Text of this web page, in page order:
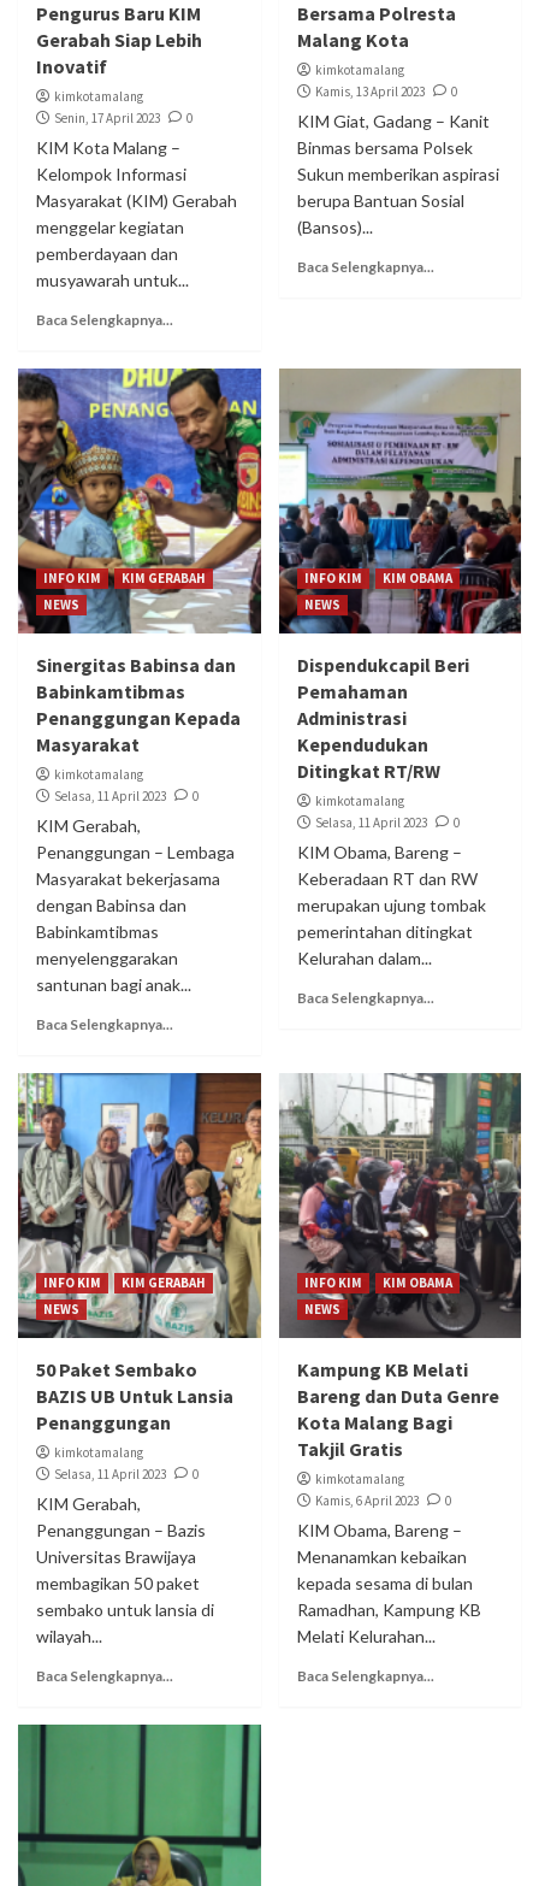
Pengurus Baru KIM
Gerabah Siap Lebih
Inovatif
kimkotamalang
Senin, 17 April 2023
0
KIM Kota Malang –
Kelompok Informasi
Masyarakat (KIM) Gerabah
menggelar kegiatan
pemberdayaan dan
musyawarah untuk...
Baca Selengkapnya...
Bersama Polresta
Malang Kota
kimkotamalang
Kamis, 13 April 2023
0
KIM Giat, Gadang – Kanit
Binmas bersama Polsek
Sukun memberikan aspirasi
berupa Bantuan Sosial
(Bansos)...
Baca Selengkapnya...
INFO KIM
KIM GERABAH
NEWS
Sinergitas Babinsa dan
Babinkamtibmas
Penanggungan Kepada
Masyarakat
kimkotamalang
Selasa, 11 April 2023
0
KIM Gerabah,
Penanggungan – Lembaga
Masyarakat bekerjasama
dengan Babinsa dan
Babinkamtibmas
menyelenggarakan
santunan bagi anak...
Baca Selengkapnya...
INFO KIM
KIM OBAMA
NEWS
Dispendukcapil Beri
Pemahaman
Administrasi
Kependudukan
Ditingkat RT/RW
kimkotamalang
Selasa, 11 April 2023
0
KIM Obama, Bareng –
Keberadaan RT dan RW
merupakan ujung tombak
pemerintahan ditingkat
Kelurahan dalam...
Baca Selengkapnya...
INFO KIM
KIM GERABAH
NEWS
50 Paket Sembako
BAZIS UB Untuk Lansia
Penanggungan
kimkotamalang
Selasa, 11 April 2023
0
KIM Gerabah,
Penanggungan – Bazis
Universitas Brawijaya
membagikan 50 paket
sembako untuk lansia di
wilayah...
Baca Selengkapnya...
INFO KIM
KIM OBAMA
NEWS
Kampung KB Melati
Bareng dan Duta Genre
Kota Malang Bagi
Takjil Gratis
kimkotamalang
Kamis, 6 April 2023
0
KIM Obama, Bareng –
Menanamkan kebaikan
kepada sesama di bulan
Ramadhan, Kampung KB
Melati Kelurahan...
Baca Selengkapnya...